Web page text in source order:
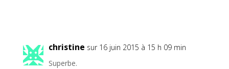
christine sur 16 juin 2015 à 15 h 09 min
Superbe.